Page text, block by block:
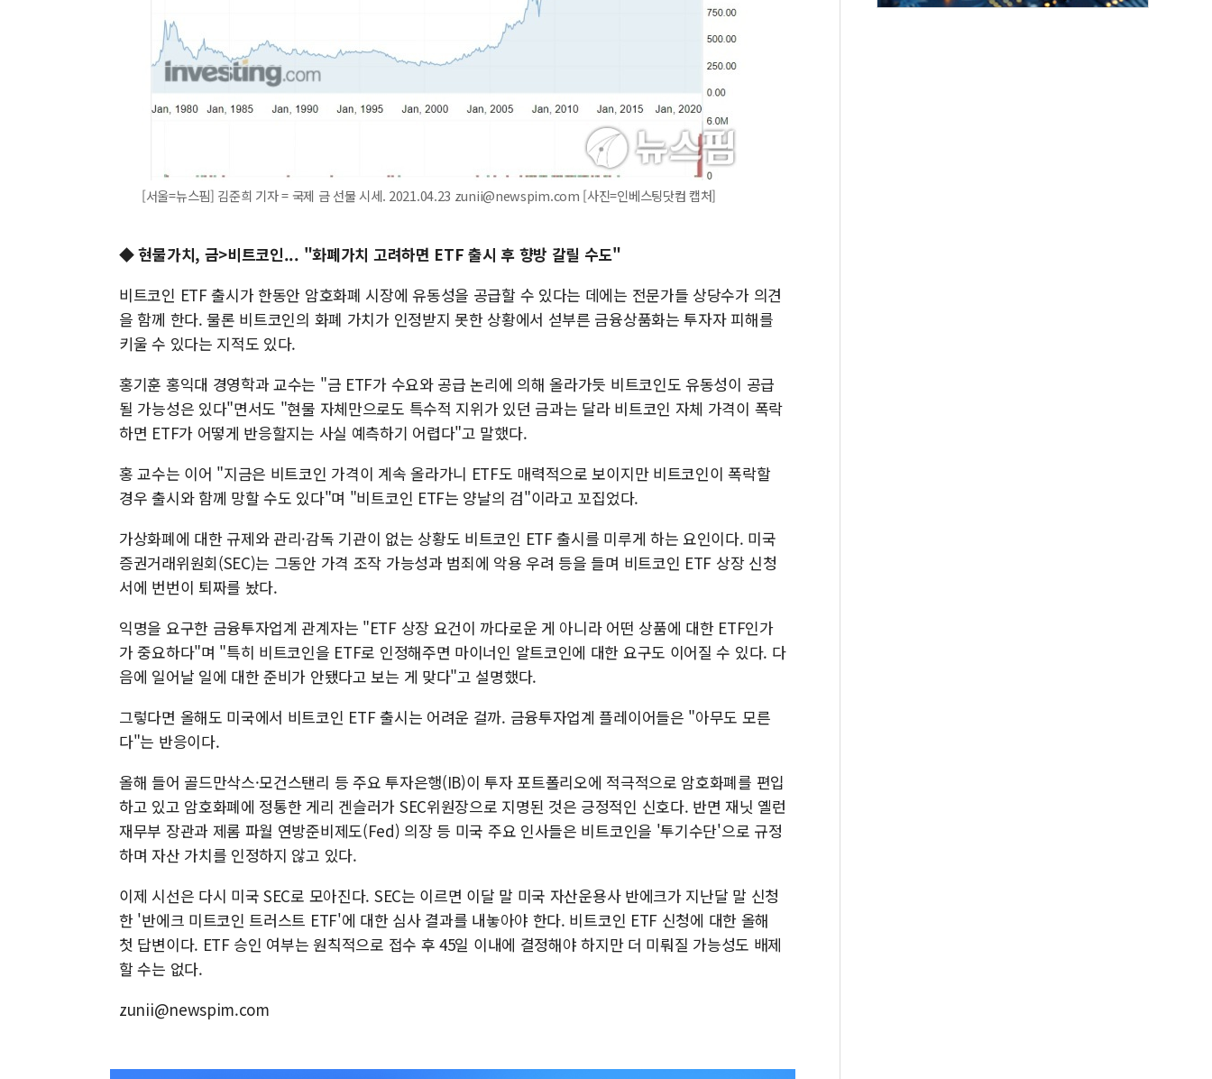
[서울=뉴스핌] 김준희 기자 = 국제 금 선물 시세. 2021.04.23 zunii@newspim.com [사진=인베스팅닷컴 캡처]
◆ 현물가치, 금>비트코인... "화폐가치 고려하면 ETF 출시 후 향방 갈릴 수도"
비트코인 ETF 출시가 한동안 암호화폐 시장에 유동성을 공급할 수 있다는 데에는 전문가들 상당수가 의견
을 함께 한다. 물론 비트코인의 화폐 가치가 인정받지 못한 상황에서 섣부른 금융상품화는 투자자 피해를
키울 수 있다는 지적도 있다.
홍기훈 홍익대 경영학과 교수는 "금 ETF가 수요와 공급 논리에 의해 올라가듯 비트코인도 유동성이 공급
될 가능성은 있다"면서도 "현물 자체만으로도 특수적 지위가 있던 금과는 달라 비트코인 자체 가격이 폭락
하면 ETF가 어떻게 반응할지는 사실 예측하기 어렵다"고 말했다.
홍 교수는 이어 "지금은 비트코인 가격이 계속 올라가니 ETF도 매력적으로 보이지만 비트코인이 폭락할
경우 출시와 함께 망할 수도 있다"며 "비트코인 ETF는 양날의 검"이라고 꼬집었다.
가상화폐에 대한 규제와 관리·감독 기관이 없는 상황도 비트코인 ETF 출시를 미루게 하는 요인이다. 미국
증권거래위원회(SEC)는 그동안 가격 조작 가능성과 범죄에 악용 우려 등을 들며 비트코인 ETF 상장 신청
서에 번번이 퇴짜를 놨다.
익명을 요구한 금융투자업계 관계자는 "ETF 상장 요건이 까다로운 게 아니라 어떤 상품에 대한 ETF인가
가 중요하다"며 "특히 비트코인을 ETF로 인정해주면 마이너인 알트코인에 대한 요구도 이어질 수 있다. 다
음에 일어날 일에 대한 준비가 안됐다고 보는 게 맞다"고 설명했다.
그렇다면 올해도 미국에서 비트코인 ETF 출시는 어려운 걸까. 금융투자업계 플레이어들은 "아무도 모른
다"는 반응이다.
올해 들어 골드만삭스·모건스탠리 등 주요 투자은행(IB)이 투자 포트폴리오에 적극적으로 암호화폐를 편입
하고 있고 암호화폐에 정통한 게리 겐슬러가 SEC위원장으로 지명된 것은 긍정적인 신호다. 반면 재닛 옐런
재무부 장관과 제롬 파월 연방준비제도(Fed) 의장 등 미국 주요 인사들은 비트코인을 '투기수단'으로 규정
하며 자산 가치를 인정하지 않고 있다.
이제 시선은 다시 미국 SEC로 모아진다. SEC는 이르면 이달 말 미국 자산운용사 반에크가 지난달 말 신청
한 '반에크 미트코인 트러스트 ETF'에 대한 심사 결과를 내놓아야 한다. 비트코인 ETF 신청에 대한 올해
첫 답변이다. ETF 승인 여부는 원칙적으로 접수 후 45일 이내에 결정해야 하지만 더 미뤄질 가능성도 배제
할 수는 없다.
zunii@newspim.com